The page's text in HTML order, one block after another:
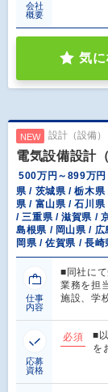
会社
概要
気に
NEW 設計（設備）
電気設備設計
500万円～899万円
県 / 茨城県 / 栃木
県 / 富山県 / 石川
/ 三重県 / 滋賀県 /
島根県 / 岡山県 /
岡県 / 佐賀県 / 長
仕事
内容
■同社に
業務を担
施設、学
応募
資格
必須
■
を